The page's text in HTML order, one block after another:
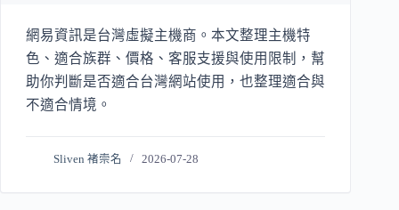
網易資訊是台灣虛擬主機商。本文整理主機特
色、適合族群、價格、客服支援與使用限制，幫
助你判斷是否適合台灣網站使用，也整理適合與
不適合情境。
Sliven 褚崇名 2026-07-28